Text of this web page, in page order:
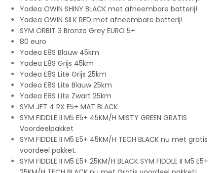
Yadea OWIN SHINY BLACK met afneembare batterij!
Yadea OWIN SILK RED met afneembare batterij!
SYM ORBIT 3 Bronze Grey EURO 5+
80 euro
Yadea E8S Blauw 45km
Yadea E8S Grijs 45km
Yadea E8S Lite Grijs 25km
Yadea E8S Lite Blauw 25km
Yadea E8S Lite Zwart 25km
SYM JET 4 RX E5+ MAT BLACK
SYM FIDDLE II M5 E5+ 45KM/H MISTY GREEN GRATIS
Voordeelpakket
SYM FIDDLE II M5 E5+ 45KM/H TECH BLACK nu met gratis
voordeel pakket.
SYM FIDDLE II M5 E5+ 25KM/H BLACK SYM FIDDLE II M5 E5+